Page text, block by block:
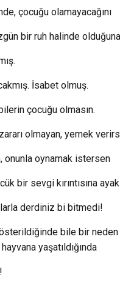
çocuğu olamayacağını
bir ruh halinde olduğuna
İsabet olmuş.
çocuğu olmasın.
olmayan, yemek
onunla oynamak istersen
bir sevgi kırıntısına
derdiniz bi bitmedi!
bile bir neden
yaşatıldığında